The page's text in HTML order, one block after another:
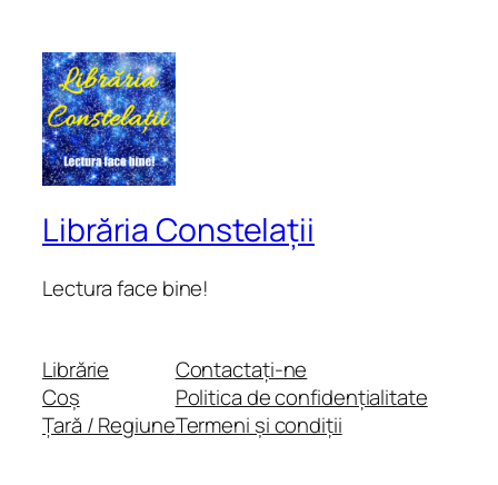
Librăria Constelații
Lectura face bine!
Librărie
Coș
Țară / Regiune
Contactați-ne
Politica de confidențialitate
Termeni și condiții